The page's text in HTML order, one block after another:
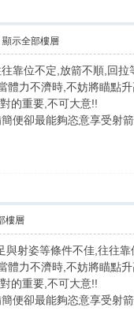
顯示全部樓層
靠位不定,放箭不順,回拉
體力不濟時,不妨將瞄點
的重要,不可大意!!
便卻最能夠恣意享受射
樓層
射姿等條件不佳,往往
體力不濟時,不妨將瞄點
的重要,不可大意!!
便卻最能夠恣意享受射